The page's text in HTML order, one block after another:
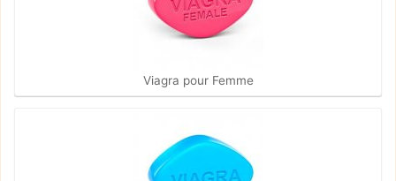
Viagra pour Femme